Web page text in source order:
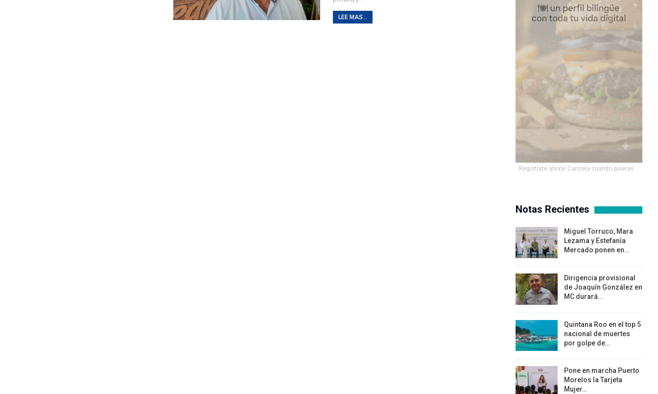
LEE MAS...
Registrate ahora! Cancela cuando quieras...
Notas Recientes
Miguel Torruco, Mara
Lezama y Estefanía
Mercado ponen en…
Dirigencia provisional
de Joaquín González en
MC durará…
Quintana Roo en el top 5
nacional de muertes
por golpe de…
Pone en marcha Puerto
Morelos la Tarjeta
Mujer…